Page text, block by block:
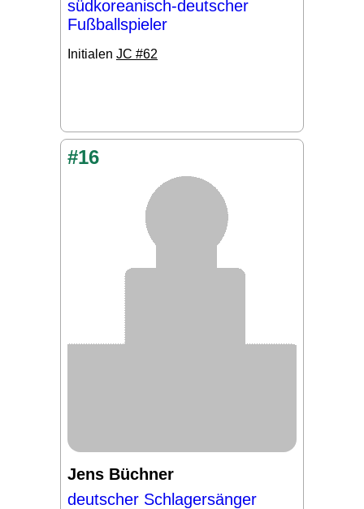
südkoreanisch-deutscher
Fußballspieler
Initialen JC #62
#16
Jens Büchner
deutscher Schlagersänger